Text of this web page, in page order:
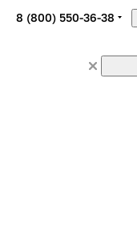
8 (800) 550-36-38